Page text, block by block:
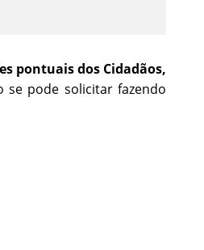
pontuais dos Cidadãos,
pode solicitar fazendo